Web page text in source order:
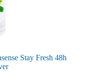
Stay Fresh 48h